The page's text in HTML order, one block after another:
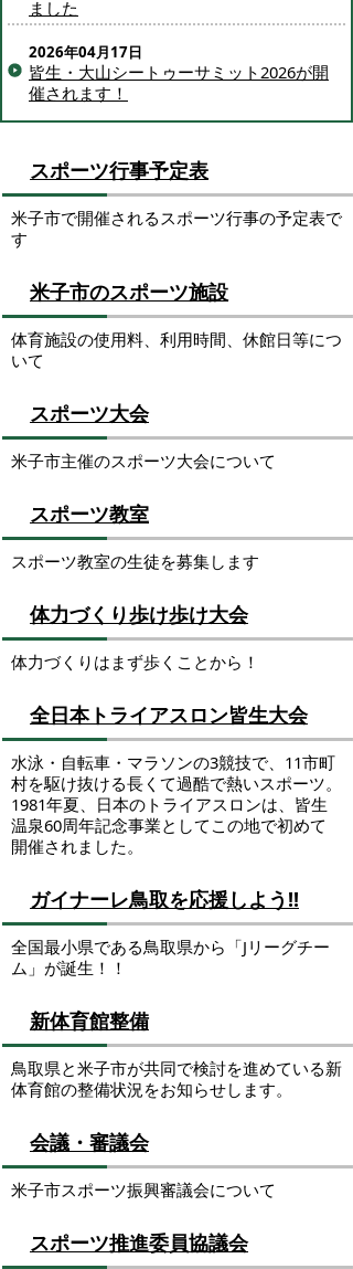
ました
2026年04月17日
皆生・大山シートゥーサミット2026が開
催されます！
スポーツ行事予定表
米子市で開催されるスポーツ行事の予定表で
す
米子市のスポーツ施設
体育施設の使用料、利用時間、休館日等につ
いて
スポーツ大会
米子市主催のスポーツ大会について
スポーツ教室
スポーツ教室の生徒を募集します
体力づくり歩け歩け大会
体力づくりはまず歩くことから！
全日本トライアスロン皆生大会
水泳・自転車・マラソンの3競技で、11市町
村を駆け抜ける長くて過酷で熱いスポーツ。
1981年夏、日本のトライアスロンは、皆生
温泉60周年記念事業としてこの地で初めて
開催されました。
ガイナーレ鳥取を応援しよう!!
全国最小県である鳥取県から「Jリーグチー
ム」が誕生！！
新体育館整備
鳥取県と米子市が共同で検討を進めている新
体育館の整備状況をお知らせします。
会議・審議会
米子市スポーツ振興審議会について
スポーツ推進委員協議会